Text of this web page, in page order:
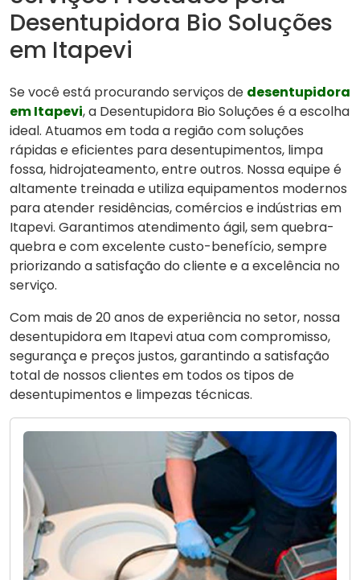
Desentupidora Bio Soluções
em Itapevi
Se você está procurando serviços de desentupidora
em Itapevi, a Desentupidora Bio Soluções é a escolha
ideal. Atuamos em toda a região com soluções
rápidas e eficientes para desentupimentos, limpa
fossa, hidrojateamento, entre outros. Nossa equipe é
altamente treinada e utiliza equipamentos modernos
para atender residências, comércios e indústrias em
Itapevi. Garantimos atendimento ágil, sem quebra-
quebra e com excelente custo-benefício, sempre
priorizando a satisfação do cliente e a excelência no
serviço.
Com mais de 20 anos de experiência no setor, nossa
desentupidora em Itapevi atua com compromisso,
segurança e preços justos, garantindo a satisfação
total de nossos clientes em todos os tipos de
desentupimentos e limpezas técnicas.